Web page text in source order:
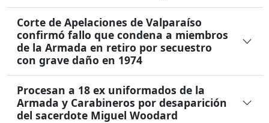
Corte de Apelaciones de Valparaíso
confirmó fallo que condena a miembros
de la Armada en retiro por secuestro
con grave daño en 1974
Procesan a 18 ex uniformados de la
Armada y Carabineros por desaparición
del sacerdote Miguel Woodard